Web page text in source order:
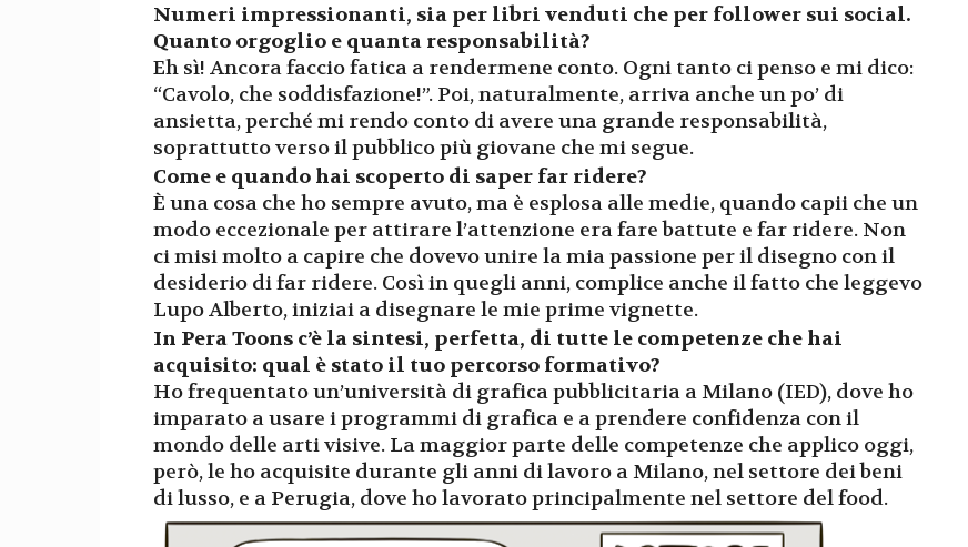
Numeri impressionanti, sia per libri venduti che per follower sui social.
Quanto orgoglio e quanta responsabilità?
Eh sì! Ancora faccio fatica a rendermene conto. Ogni tanto ci penso e mi dico:
“Cavolo, che soddisfazione!”. Poi, naturalmente, arriva anche un po’ di
ansietta, perché mi rendo conto di avere una grande responsabilità,
soprattutto verso il pubblico più giovane che mi segue.
Come e quando hai scoperto di saper far ridere?
È una cosa che ho sempre avuto, ma è esplosa alle medie, quando capii che un
modo eccezionale per attirare l’attenzione era fare battute e far ridere. Non
ci misi molto a capire che dovevo unire la mia passione per il disegno con il
desiderio di far ridere. Così in quegli anni, complice anche il fatto che leggevo
Lupo Alberto, iniziai a disegnare le mie prime vignette.
In Pera Toons c’è la sintesi, perfetta, di tutte le competenze che hai
acquisito: qual è stato il tuo percorso formativo?
Ho frequentato un’università di grafica pubblicitaria a Milano (IED), dove ho
imparato a usare i programmi di grafica e a prendere confidenza con il
mondo delle arti visive. La maggior parte delle competenze che applico oggi,
però, le ho acquisite durante gli anni di lavoro a Milano, nel settore dei beni
di lusso, e a Perugia, dove ho lavorato principalmente nel settore del food.